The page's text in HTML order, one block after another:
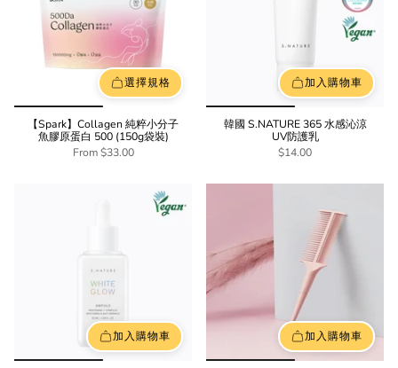
選擇規格
【Spark】Collagen 純粹小分子
魚膠原蛋白 500 (150g袋裝)
From$33.00
加入購物車
韓國 S.NATURE 365 水感沁涼
UV防護乳
$14.00
加入購物車 加入購物車